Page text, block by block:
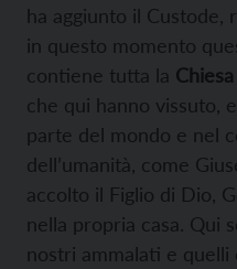
ha aggiunto il Custode,
in questo momento
contiene tutta la
che qui hanno vissuto,
parte del mondo e nel
dell’umanità, come
accolto il Figlio di Dio,
nella propria casa. Qui
nostri ammalati e